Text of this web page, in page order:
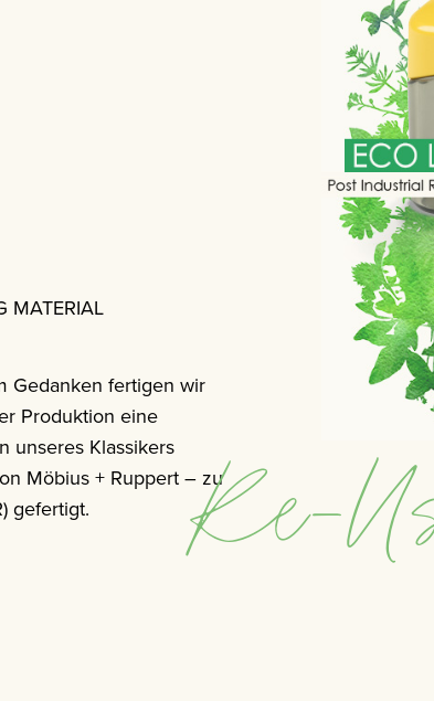
MATERIAL
Gedanken fertigen wir
Produktion eine
unseres Klassikers
Möbius + Ruppert – zu
gefertigt.
Re-